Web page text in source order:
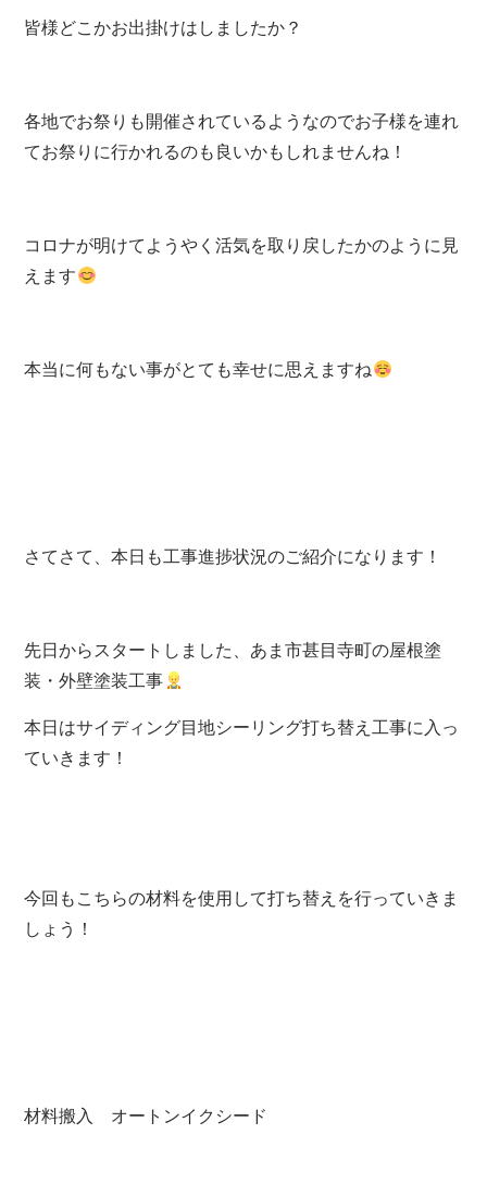
皆様どこかお出掛けはしましたか？
各地でお祭りも開催されているようなのでお子様を連れ
てお祭りに行かれるのも良いかもしれませんね！
コロナが明けてようやく活気を取り戻したかのように見
えます
本当に何もない事がとても幸せに思えますね
さてさて、本日も工事進捗状況のご紹介になります！
先日からスタートしました、あま市甚目寺町の屋根塗
装・外壁塗装工事
本日はサイディング目地シーリング打ち替え工事に入っ
ていきます！
今回もこちらの材料を使用して打ち替えを行っていきま
しょう！
材料搬入 オートンイクシード